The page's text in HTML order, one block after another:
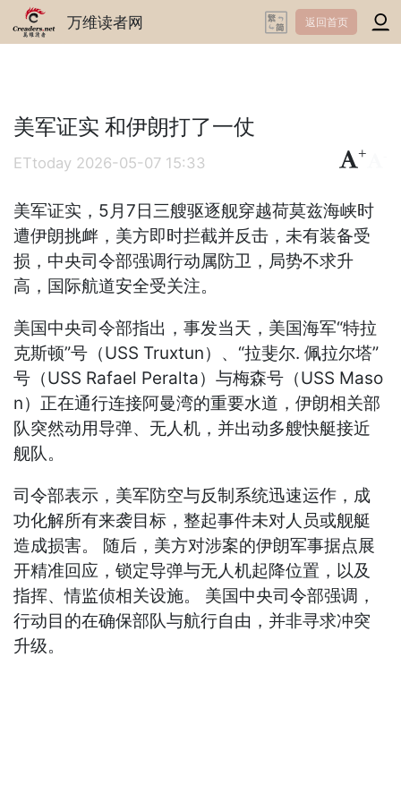
万维读者网 返回首页
美军证实 和伊朗打了一仗
ETtoday 2026-05-07 15:33
+
美军证实，5月7日三艘驱逐舰穿越荷莫兹海峡时
遭伊朗挑衅，美方即时拦截并反击，未有装备受
损，中央司令部强调行动属防卫，局势不求升
高，国际航道安全受关注。
美国中央司令部指出，事发当天，美国海军“特拉
克斯顿”号（USS Truxtun）、“拉斐尔. 佩拉尔塔”
号（USS Rafael Peralta）与梅森号（USS Maso
n）正在通行连接阿曼湾的重要水道，伊朗相关部
队突然动用导弹、无人机，并出动多艘快艇接近
舰队。
司令部表示，美军防空与反制系统迅速运作，成
功化解所有来袭目标，整起事件未对人员或舰艇
造成损害。 随后，美方对涉案的伊朗军事据点展
开精准回应，锁定导弹与无人机起降位置，以及
指挥、情监侦相关设施。 美国中央司令部强调，
行动目的在确保部队与航行自由，并非寻求冲突
升级。